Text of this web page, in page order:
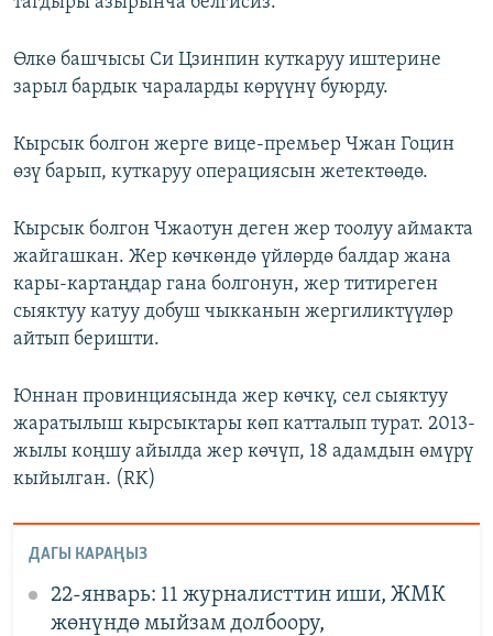
Өлкө башчысы Си Цзинпин куткаруу иштерине
зарыл бардык чараларды көрүүнү буюрду.
Кырсык болгон жерге вице-премьер Чжан Гоцин
өзү барып, куткаруу операциясын жетектөөдө.
Кырсык болгон Чжаотун деген жер тоолуу аймакта
жайгашкан. Жер көчкөндө үйлөрдө балдар жана
кары-картаңдар гана болгонун, жер титиреген
сыяктуу катуу добуш чыкканын жергиликтүүлөр
айтып беришти.
Юннан провинциясында жер көчкү, сел сыяктуу
жаратылыш кырсыктары көп катталып турат. 2013-
жылы коңшу айылда жер көчүп, 18 адамдын өмүрү
кыйылган. (RK)
ДАГЫ КАРАҢЫЗ
22-январь: 11 журналисттин иши, ЖМК
жөнүндө мыйзам долбоору,